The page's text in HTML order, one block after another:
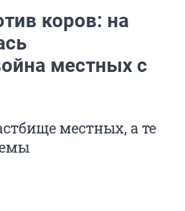
коров: на
местных с
местных, а те